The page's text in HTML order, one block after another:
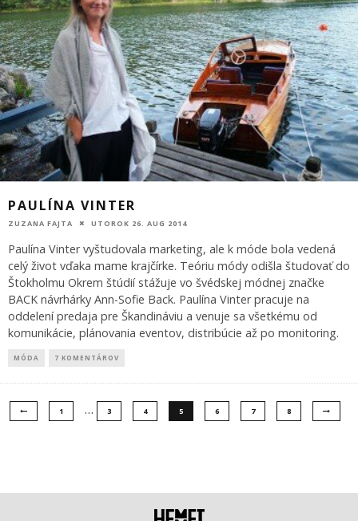
PAULÍNA VINTER
ZUZANA FAJTA UTOROK 26. AUG 2014
Paulína Vinter vyštudovala marketing, ale k móde bola vedená
celý život vďaka mame krajčírke. Teóriu módy odišla študovať do
Štokholmu Okrem štúdií stážuje vo švédskej módnej značke
BACK návrhárky Ann-Sofie Back. Paulína Vinter pracuje na
oddelení predaja pre Škandináviu a venuje sa všetkému od
komunikácie, plánovania eventov, distribúcie až po monitoring.
MÓDA 7 KOMENTÁROV
1 … 3 4 5 6 7 8